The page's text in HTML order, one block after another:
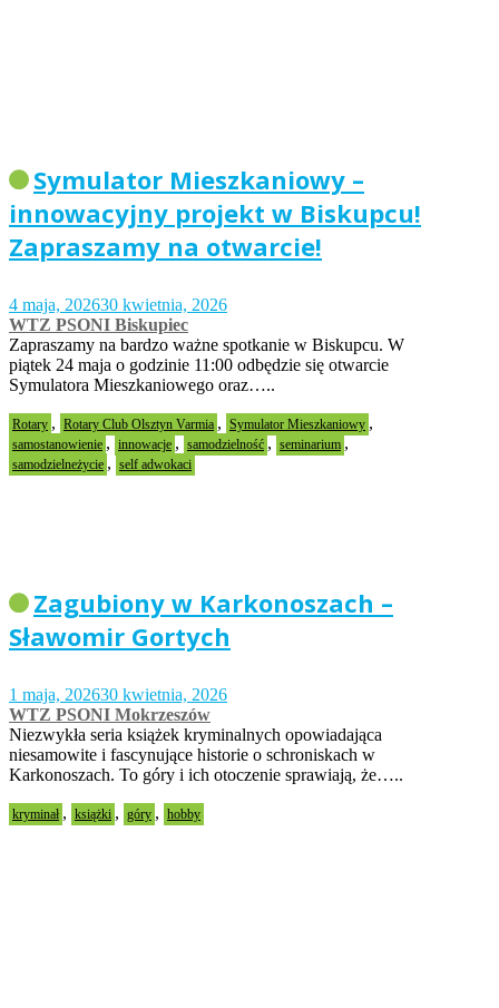
Symulator Mieszkaniowy –
innowacyjny projekt w Biskupcu!
Zapraszamy na otwarcie!
4 maja, 202630 kwietnia, 2026
WTZ PSONI Biskupiec
Zapraszamy na bardzo ważne spotkanie w Biskupcu. W
piątek 24 maja o godzinie 11:00 odbędzie się otwarcie
Symulatora Mieszkaniowego oraz…..
Rotary , Rotary Club Olsztyn Varmia , Symulator Mieszkaniowy ,
samostanowienie , innowacje , samodzielność , seminarium ,
samodzielneżycie , self adwokaci
Zagubiony w Karkonoszach –
Sławomir Gortych
1 maja, 202630 kwietnia, 2026
WTZ PSONI Mokrzeszów
Niezwykła seria książek kryminalnych opowiadająca
niesamowite i fascynujące historie o schroniskach w
Karkonoszach. To góry i ich otoczenie sprawiają, że…..
kryminał , książki , góry , hobby